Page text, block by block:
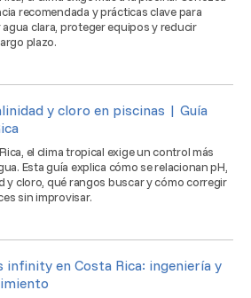
recomendada y prácticas clave para
clara, proteger equipos y reducir
plazo.
y cloro en piscinas | Guía
el clima tropical exige un control más
Esta guía explica cómo se relacionan pH,
y cloro, qué rangos buscar y cómo corregir
sin improvisar.
infinity en Costa Rica: ingeniería y